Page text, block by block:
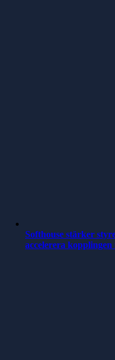
Softhouse stärker
accelerera